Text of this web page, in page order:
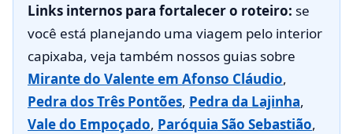
Links internos para fortalecer o roteiro: se
você está planejando uma viagem pelo interior
capixaba, veja também nossos guias sobre
Mirante do Valente em Afonso Cláudio,
Pedra dos Três Pontões, Pedra da Lajinha,
Vale do Empoçado, Paróquia São Sebastião,